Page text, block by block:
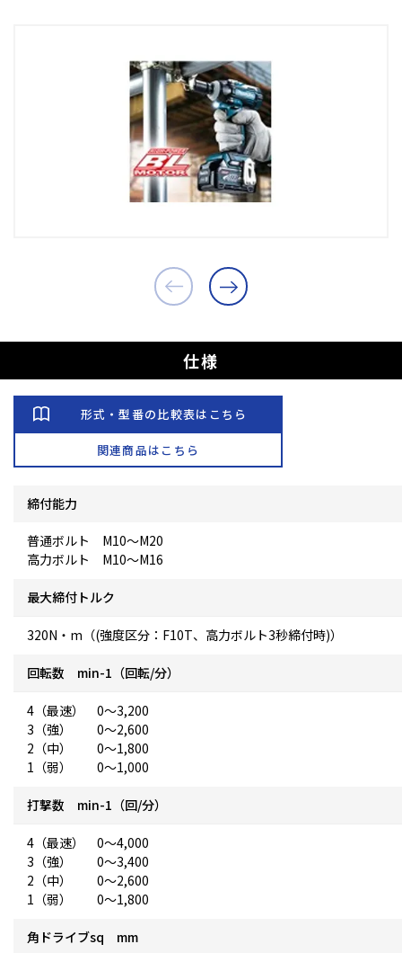
仕様
形式・型番の比較表はこちら
関連商品はこちら
締付能力
普通ボルト M10～M20
高力ボルト M10～M16
最大締付トルク
320N・m（(強度区分：F10T、高力ボルト3秒締付時)）
回転数 min-1（回転/分）
4（最速） 0～3,200
3（強） 0～2,600
2（中） 0～1,800
1（弱） 0～1,000
打撃数 min-1（回/分）
4（最速） 0～4,000
3（強） 0～3,400
2（中） 0～2,600
1（弱） 0～1,800
角ドライブsq mm